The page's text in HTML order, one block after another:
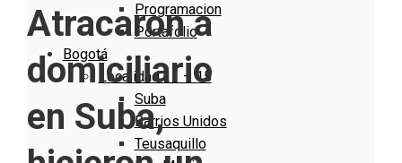
Programacion
Portafolio
Bogotá
Localidad 11 – 15
Suba
Barrios Unidos
Teusaquillo
Atracaron a
domiciliario
en Suba,